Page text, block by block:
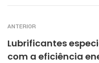
ANTERIOR
Lubrificantes
com a eficiência